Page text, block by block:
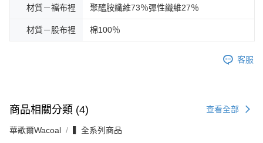
材質－襠布裡 聚醯胺纖維73％彈性纖維27％
材質－股布裡 棉100％
客服
商品相關分類 (4) 查看全部
華歌爾Wacoal ▍全系列商品